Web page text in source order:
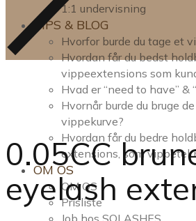
1:1 undervisning
TIPS & BLOG
Hvorfor burde du tage et
Hvordan får du bedst
vippeextensions som
Hvad er “need to have” &
Hvornår burde du bruge
vippekurve?
Hvordan får du bedre
extensions, som
OM OS
OM OS
Prisliste
Job hos SOLASHES
0.05CC
eyelash